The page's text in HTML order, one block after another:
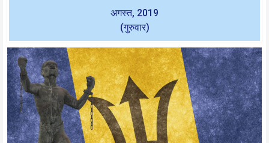
अगस्त, 2019
(गुरुवार)